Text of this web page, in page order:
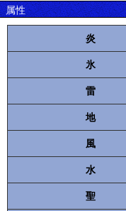
属性
炎
氷
雷
地
風
水
聖